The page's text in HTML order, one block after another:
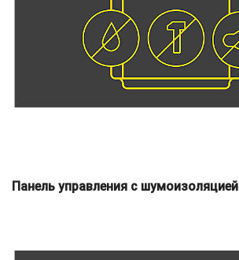
Панель управления с шумоизоляцией